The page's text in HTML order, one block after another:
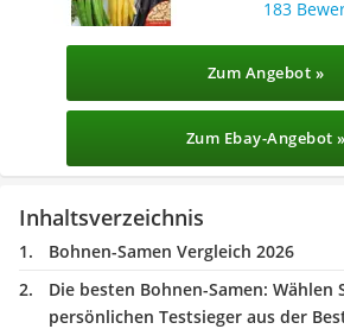
183
Zum Angebot »
Zum Ebay-Angebot »
Inhaltsverzeichnis
Bohnen-Samen Vergleich 2026
Die besten Bohnen-Samen: Wählen
persönlichen Testsieger aus der